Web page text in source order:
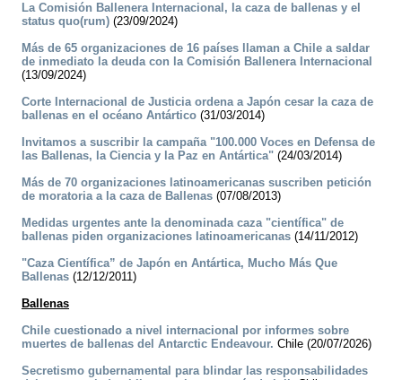
La Comisión Ballenera Internacional, la caza de ballenas y el
status quo(rum) (23/09/2024)
Más de 65 organizaciones de 16 países llaman a Chile a saldar
de inmediato la deuda con la Comisión Ballenera Internacional
(13/09/2024)
Corte Internacional de Justicia ordena a Japón cesar la caza de
ballenas en el océano Antártico (31/03/2014)
Invitamos a suscribir la campaña "100.000 Voces en Defensa de
las Ballenas, la Ciencia y la Paz en Antártica" (24/03/2014)
Más de 70 organizaciones latinoamericanas suscriben petición
de moratoria a la caza de Ballenas (07/08/2013)
Medidas urgentes ante la denominada caza "científica" de
ballenas piden organizaciones latinoamericanas (14/11/2012)
"Caza Científica” de Japón en Antártica, Mucho Más Que
Ballenas (12/12/2011)
Ballenas
Chile cuestionado a nivel internacional por informes sobre
muertes de ballenas del Antarctic Endeavour. Chile (20/07/2026)
Secretismo gubernamental para blindar las responsabilidades